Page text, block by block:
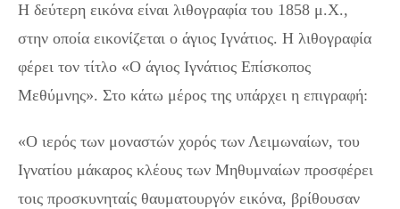
H δεύτερη εικόνα είναι λιθογραφία του 1858 μ.Χ.,
στην οποία εικονίζεται ο άγιος Ιγνάτιος. Η λιθογραφία
φέρει τον τίτλο «Ο άγιος Ιγνάτιος Επίσκοπος
Μεθύμνης». Στο κάτω μέρος της υπάρχει η επιγραφή:
«Ο ιερός των μοναστών χορός των Λειμωναίων, του
Ιγνατίου μάκαρος κλέους των Μηθυμναίων προσφέρει
τοις προσκυνηταίς θαυματουργόν εικόνα, βρίθουσαν